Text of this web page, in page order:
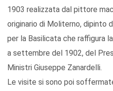
1903 realizzata dal pittore
originario di Moliterno, dipinto
per la Basilicata che raffigura
a settembre del 1902, del
Ministri Giuseppe Zanardelli.
Le visite si sono poi